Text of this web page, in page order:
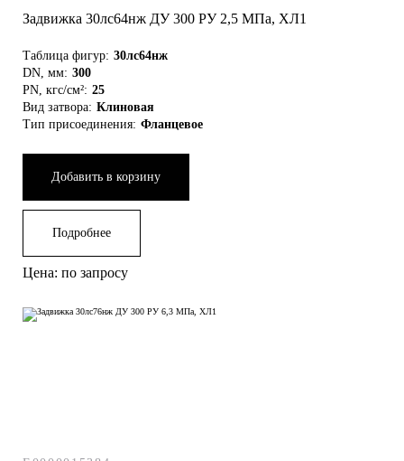
Задвижка 30лс64нж ДУ 300 РУ 2,5 МПа, ХЛ1
Таблица фигур: 30лс64нж
DN, мм: 300
PN, кгс/см²: 25
Вид затвора: Клиновая
Тип присоединения: Фланцевое
Добавить в корзину
Подробнее
Цена: по запросу